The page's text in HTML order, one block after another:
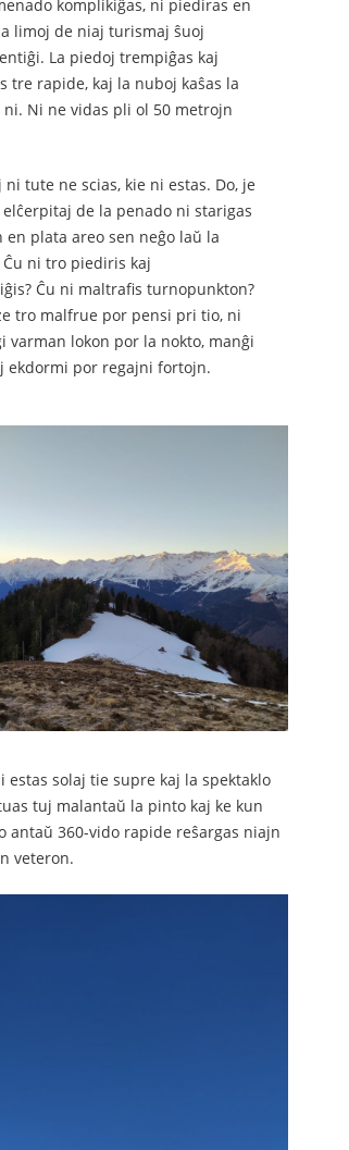
komplikiĝas, ni piediras en
limoj de niaj turismaj ŝuoj
La piedoj trempiĝas kaj
tre rapide, kaj la nuboj kaŝas la
Ni ne vidas pli ol 50 metrojn
ni tute ne scias, kie ni estas. Do, je
elĉerpitaj de la penado ni starigas
en plata areo sen neĝo laŭ la
ni tro piediris kaj
Ĉu ni maltrafis turnopunkton?
tro malfrue por pensi pri tio, ni
varman lokon por la nokto, manĝi
ekdormi por regajni fortojn.
solaj tie supre kaj la spektaklo
tuj malantaŭ la pinto kaj ke kun
360-vido rapide reŝargas niajn
veteron.